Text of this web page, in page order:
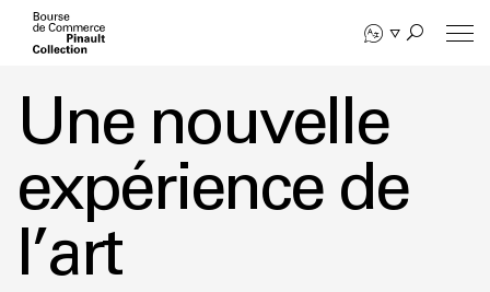
Aller
principal
Une nouvelle
expérience de
l’art